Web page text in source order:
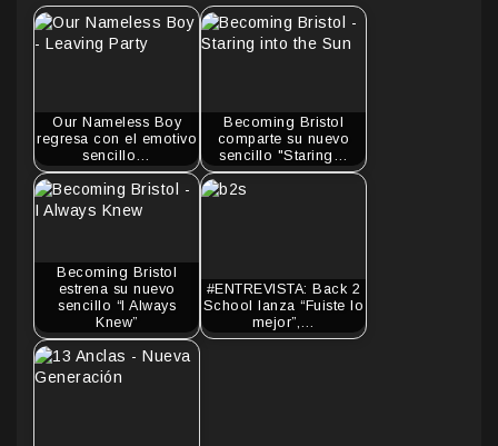
Our Nameless Boy
regresa con el emotivo
sencillo…
Becoming Bristol
comparte su nuevo
sencillo "Staring…
Becoming Bristol
estrena su nuevo
sencillo “I Always
Knew”
#ENTREVISTA: Back 2
School lanza “Fuiste lo
mejor”,…